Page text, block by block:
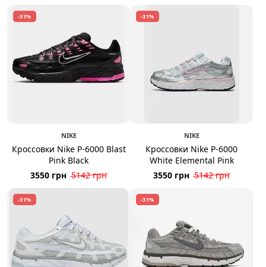
-31%
NIKE
Кроссовки Nike P-6000 Blast
Pink Black
3550 грн 5142 грн
-31%
NIKE
Кроссовки Nike P-6000
White Elemental Pink
3550 грн 5142 грн
-31% -31%